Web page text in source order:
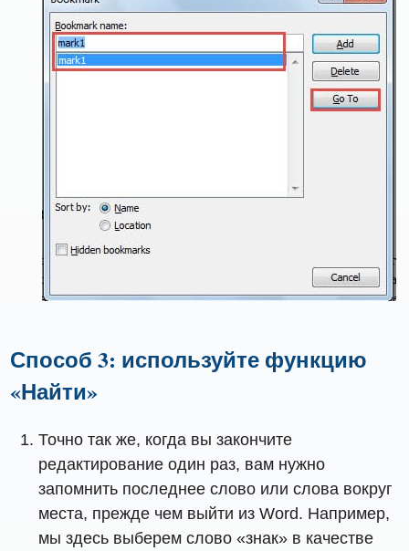
Способ 3: используйте функцию
«Найти»
Точно так же, когда вы закончите
редактирование один раз, вам нужно
запомнить последнее слово или слова вокруг
места, прежде чем выйти из Word. Например,
мы здесь выберем слово «знак» в качестве